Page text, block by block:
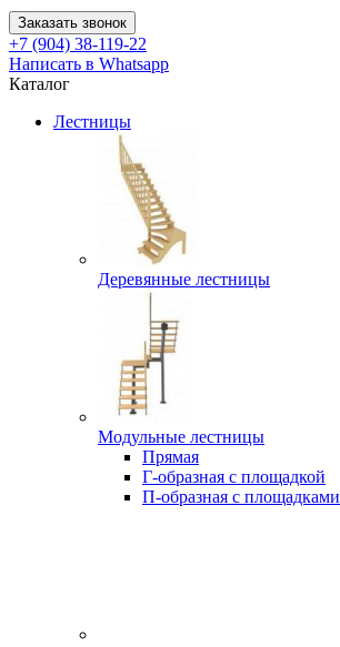
Заказать звонок
+7 (904) 38-119-22
Написать в Whatsapp
Каталог
Лестницы
Деревянные лестницы
Модульные лестницы
Прямая
Г-образная с площадкой
П-образная с площадками